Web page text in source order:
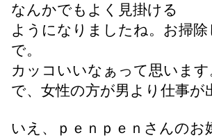
なんかでもよく見掛ける
ようになりましたね。お掃
で。
カッコいいなぁって思います
で、女性の方が男より仕事が
いえ、ｐｅｎｐｅｎさんの